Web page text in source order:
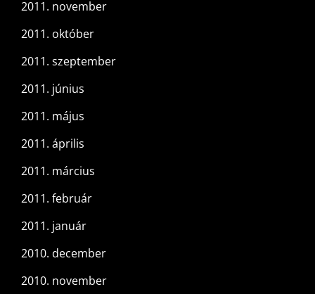
2011. november
2011. október
2011. szeptember
2011. június
2011. május
2011. április
2011. március
2011. február
2011. január
2010. december
2010. november